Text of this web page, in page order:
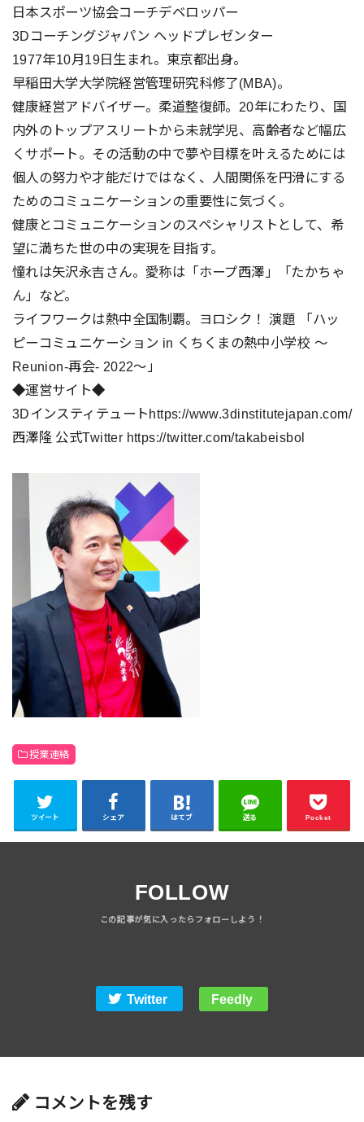
日本スポーツ協会コーチデベロッパー
3Dコーチングジャパン ヘッドプレゼンター
1977年10月19日生まれ。東京都出身。
早稲田大学大学院経営管理研究科修了(MBA)。
健康経営アドバイザー。柔道整復師。20年にわたり、国
内外のトップアスリートから未就学児、高齢者など幅広
くサポート。その活動の中で夢や目標を叶えるためには
個人の努力や才能だけではなく、人間関係を円滑にする
ためのコミュニケーションの重要性に気づく。
健康とコミュニケーションのスペシャリストとして、希
望に満ちた世の中の実現を目指す。
憧れは矢沢永吉さん。愛称は「ホープ西澤」「たかちゃ
ん」など。
ライフワークは熱中全国制覇。ヨロシク！ 演題 「ハッ
ピーコミュニケーション in くちくまの熱中小学校 〜
Reunion-再会- 2022〜」
◆運営サイト◆
3Dインスティテュートhttps://www.3dinstitutejapan.com/
西澤隆 公式Twitter https://twitter.com/takabeisbol
授業連絡
ツイート シェア はてブ 送る Pocket
FOLLOW
Twitter Feedly
コメントを残す